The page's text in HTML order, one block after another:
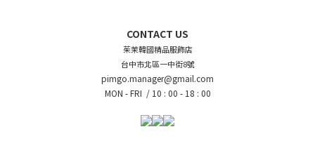
CONTACT US
茱茉韓國精品服飾店
台中市北區一中街8號
pimgo.manager@gmail.com
MON - FRI / 10 : 00 - 18 : 00